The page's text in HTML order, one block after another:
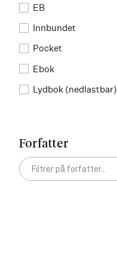
EB
Innbundet
Pocket
Ebok
Lydbok (nedlastbar)
Forfatter